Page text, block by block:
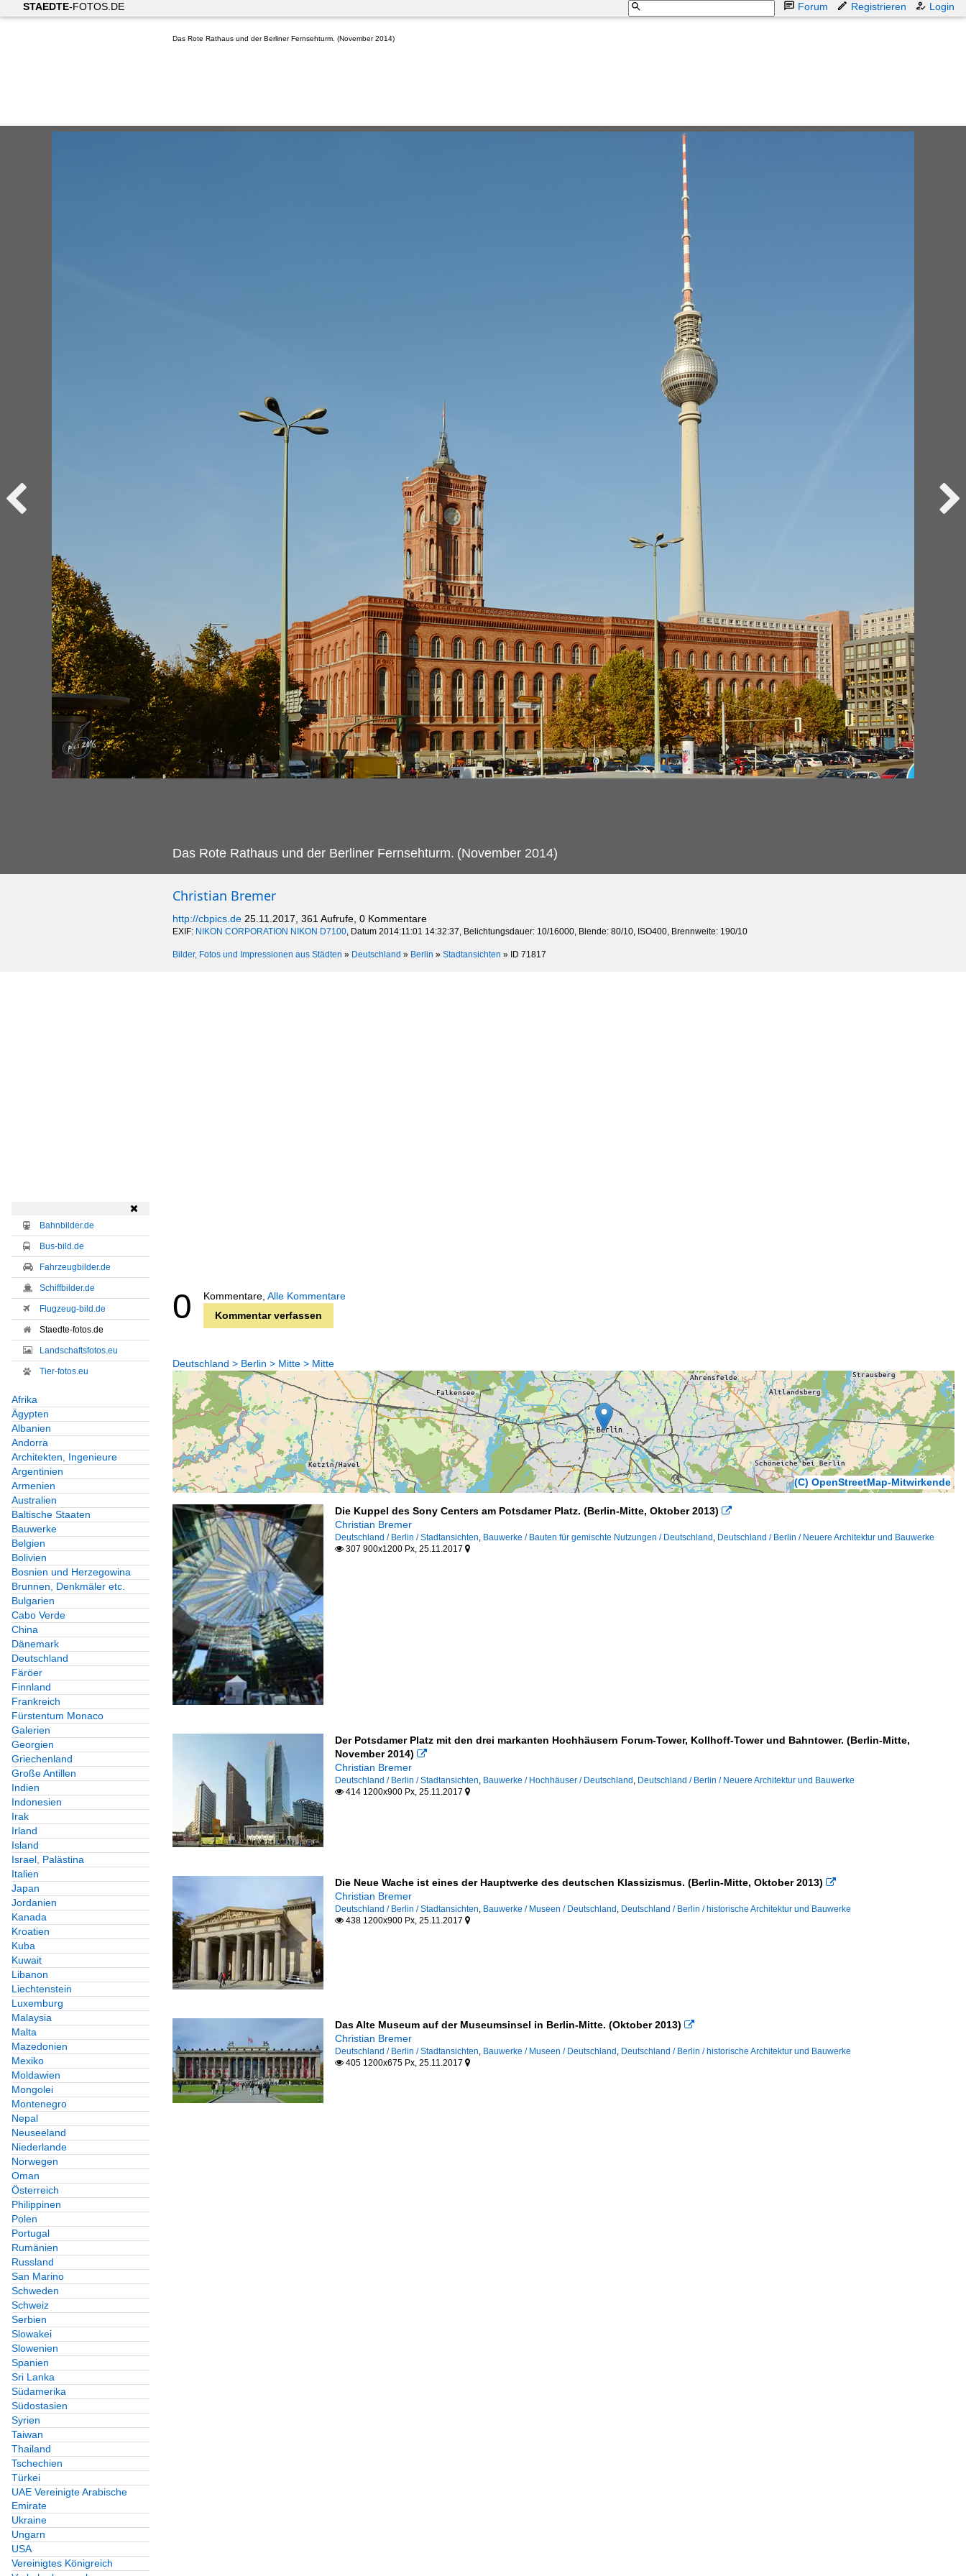
STAEDTE-FOTOS.DE Forum Registrieren Login
Das Rote Rathaus und der Berliner Fernsehturm. (November 2014)
Das Rote Rathaus und der Berliner Fernsehturm. (November 2014)
Christian Bremer
http://cbpics.de 25.11.2017, 361 Aufrufe, 0 Kommentare
EXIF: NIKON CORPORATION NIKON D7100, Datum 2014:11:01 14:32:37, Belichtungsdauer: 10/16000, Blende: 80/10, ISO400, Brennweite: 190/10
Bilder, Fotos und Impressionen aus Städten » Deutschland » Berlin » Stadtansichten » ID 71817

Bahnbilder.de
Bus-bild.de
Fahrzeugbilder.de
Schiffbilder.de
Flugzeug-bild.de
Staedte-fotos.de
Landschaftsfotos.eu
Tier-fotos.eu
Afrika
Ägypten
Albanien
Andorra
Architekten, Ingenieure
Argentinien
Armenien
Australien
Baltische Staaten
Bauwerke
Belgien
Bolivien
Bosnien und Herzegowina
Brunnen, Denkmäler etc.
Bulgarien
Cabo Verde
China
Dänemark
Deutschland
Färöer
Finnland
Frankreich
Fürstentum Monaco
Galerien
Georgien
Griechenland
Große Antillen
Indien
Indonesien
Irak
Irland
Island
Israel, Palästina
Italien
Japan
Jordanien
Kanada
Kroatien
Kuba
Kuwait
Libanon
Liechtenstein
Luxemburg
Malaysia
Malta
Mazedonien
Mexiko
Moldawien
Mongolei
Montenegro
Nepal
Neuseeland
Niederlande
Norwegen
Oman
Österreich
Philippinen
Polen
Portugal
Rumänien
Russland
San Marino
Schweden
Schweiz
Serbien
Slowakei
Slowenien
Spanien
Sri Lanka
Südamerika
Südostasien
Syrien
Taiwan
Thailand
Tschechien
Türkei
UAE Vereinigte Arabische
Emirate
Ukraine
Ungarn
USA
Vereinigtes Königreich
0 Kommentare, Alle Kommentare
Kommentar verfassen
Deutschland > Berlin > Mitte > Mitte
(C) OpenStreetMap-Mitwirkende
Die Kuppel des Sony Centers am Potsdamer Platz. (Berlin-Mitte, Oktober 2013) 
Christian Bremer
Deutschland / Berlin / Stadtansichten, Bauwerke / Bauten für gemischte Nutzungen / Deutschland , Deutschland / Berlin / Neuere Architektur und Bauwerke
307 900x1200 Px, 25.11.2017 
Der Potsdamer Platz mit den drei markanten Hochhäusern Forum-Tower, Kollhoff-Tower und Bahntower. (Berlin-Mitte,
November 2014) 
Christian Bremer
Deutschland / Berlin / Stadtansichten, Bauwerke / Hochhäuser / Deutschland , Deutschland / Berlin / Neuere Architektur und Bauwerke
414 1200x900 Px, 25.11.2017 
Die Neue Wache ist eines der Hauptwerke des deutschen Klassizismus. (Berlin-Mitte, Oktober 2013) 
Christian Bremer
Deutschland / Berlin / Stadtansichten, Bauwerke / Museen / Deutschland , Deutschland / Berlin / historische Architektur und Bauwerke
438 1200x900 Px, 25.11.2017 
Das Alte Museum auf der Museumsinsel in Berlin-Mitte. (Oktober 2013) 
Christian Bremer
Deutschland / Berlin / Stadtansichten, Bauwerke / Museen / Deutschland , Deutschland / Berlin / historische Architektur und Bauwerke
405 1200x675 Px, 25.11.2017 